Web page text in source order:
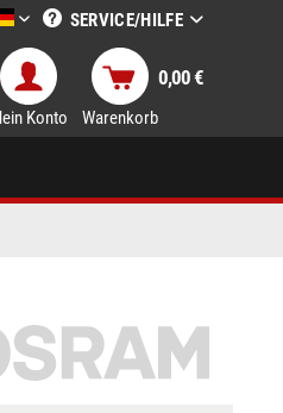
LTT-Versand deutsch
SERVICE/HILFE
Konto Warenkorb
0,00 €